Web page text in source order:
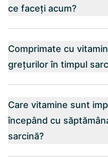
ce faceți acum?
Comprimate cu
grețurilor în timpul
Care vitamine sunt
începând cu
sarcină?